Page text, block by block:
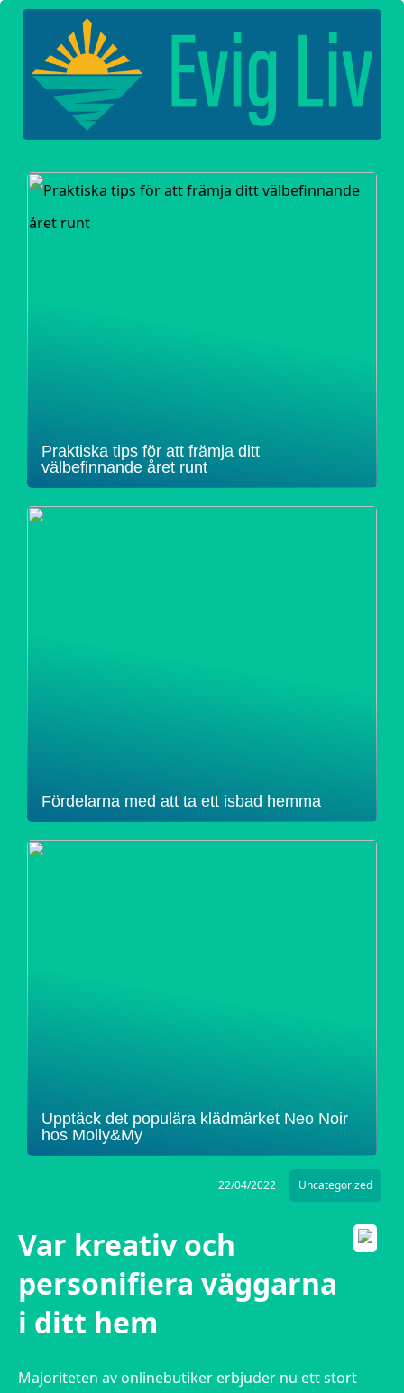
Praktiska tips för att främja ditt
välbefinnande året runt
Fördelarna med att ta ett isbad hemma
Upptäck det populära klädmärket Neo Noir
hos Molly&My
22/04/2022 Uncategorized
Var kreativ och
personifiera väggarna
i ditt hem
Majoriteten av onlinebutiker erbjuder nu ett stort